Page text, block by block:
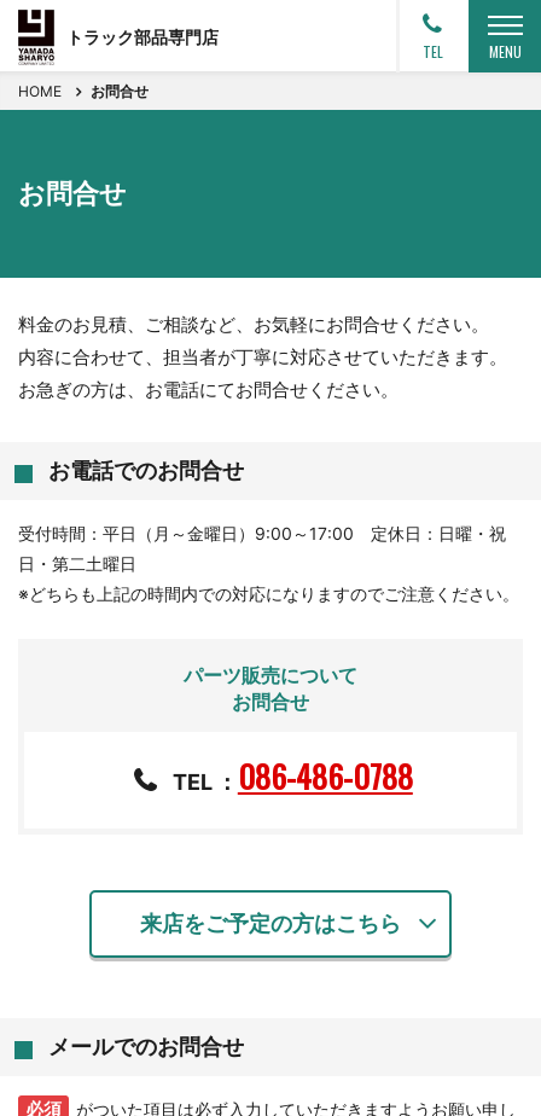
トラック部品専門店
TEL MENU
HOME お問合せ
お問合せ
料金のお見積、ご相談など、お気軽にお問合せください。
内容に合わせて、担当者が丁寧に対応させていただきます。
お急ぎの方は、お電話にてお問合せください。
お電話でのお問合せ
受付時間：平日（月～金曜日）9:00～17:00 定休日：日曜・祝
日・第二土曜日
※どちらも上記の時間内での対応になりますのでご注意ください。
パーツ販売について
お問合せ
TEL ： 086-486-0788
来店をご予定の方はこちら
メールでのお問合せ
必須
がついた項目は必ず入力していただきますようお願い申し